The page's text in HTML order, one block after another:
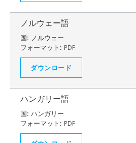
ノルウェー語
国: ノルウェー
フォーマット: PDF
ダウンロード
ハンガリー語
国: ハンガリー
フォーマット: PDF